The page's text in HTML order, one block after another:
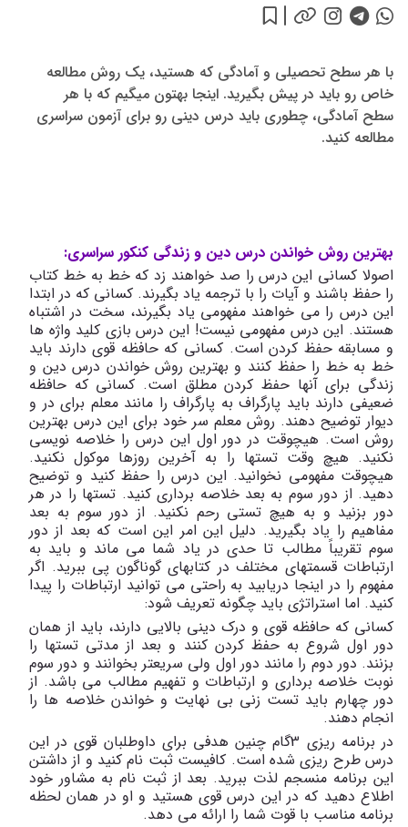
با هر سطح تحصیلی و آمادگی که هستید، یک روش مطالعه
خاص رو باید در پیش بگیرید. اینجا بهتون میگیم که با هر
سطح آمادگی، چطوری باید درس دینی رو برای آزمون سراسری
مطالعه کنید.
بهترین روش خواندن درس دین و زندگی کنکور سراسری:
اصولا کسانی این درس را صد خواهند زد که خط به خط کتاب
را حفظ باشند و آیات را با ترجمه یاد بگیرند. کسانی که در ابتدا
این درس را می خواهند مفهومی یاد بگیرند، سخت در اشتباه
هستند. این درس مفهومی نیست! این درس بازی کلید واژه ها
و مسابقه حفظ کردن است. کسانی که حافظه قوی دارند باید
خط به خط را حفظ کنند و بهترین روش خواندن درس دین و
زندگی برای آنها حفظ کردن مطلق است. کسانی که حافظه
ضعیفی دارند باید پارگراف به پارگراف را مانند معلم برای در و
دیوار توضیح دهند. روش معلم سر خود برای این درس بهترین
روش است. هیچوقت در دور اول این درس را خلاصه نویسی
نکنید. هیچ وقت تستها را به آخرین روزها موکول نکنید.
هیچوقت مفهومی نخوانید. این درس را حفظ کنید و توضیح
دهید. از دور سوم به بعد خلاصه برداری کنید. تستها را در هر
دور بزنید و به هیچ تستی رحم نکنید. از دور سوم به بعد
مفاهیم را یاد بگیرید. دلیل این امر این است که بعد از دور
سوم تقریباً مطالب تا حدی در یاد شما می ماند و باید به
ارتباطات قسمتهای مختلف در کتابهای گوناگون پی ببرید. اگر
مفهوم را در اینجا دریابید به راحتی می توانید ارتباطات را پیدا
کنید. اما استراتژی باید چگونه تعریف شود:
کسانی که حافظه قوی و درک دینی بالایی دارند، باید از همان
دور اول شروع به حفظ کردن کنند و بعد از مدتی تستها را
بزنند. دور دوم را مانند دور اول ولی سریعتر بخوانند و دور سوم
نوبت خلاصه برداری و ارتباطات و تفهیم مطالب می باشد. از
دور چهارم باید تست زنی بی نهایت و خواندن خلاصه ها را
انجام دهند.
در برنامه ریزی 3گام چنین هدفی برای داوطلبان قوی در این
درس طرح ریزی شده است. کافیست ثبت نام کنید و از داشتن
این برنامه منسجم لذت ببرید. بعد از ثبت نام به مشاور خود
اطلاع دهید که در این درس قوی هستید و او در همان لحظه
برنامه مناسب با قوت شما را ارائه می دهد.